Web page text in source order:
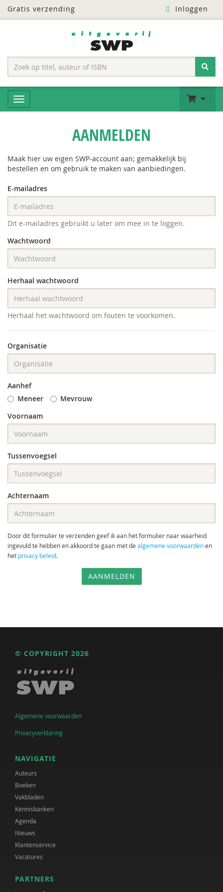
Gratis verzending Inloggen
AANMELDEN
Maak hier uw eigen SWP-account aan; gemakkelijk bij
bestellen en om gebruik te maken van aanbiedingen.
E-mailadres
Dit e-mailadres gebruikt u later om mee in te loggen.
Wachtwoord
Herhaal wachtwoord
Herhaal het wachtwoord om fouten te voorkomen.
Organisatie
Aanhef
Meneer
Mevrouw
Voornaam
Tussenvoegsel
Achternaam
Door dit formulier te verzenden geef ik aan het formulier naar waarheid
ingevuld te hebben en akkoord te gaan met de algemene voorwaarden en
het privacy beleid.
AANMELDEN
© COPYRIGHT 2026
Algemene voorwaarden
Privacyverklaring
NAVIGATIE
Auteurs
Boeken
Vakbladen
Kennisbanken
Agenda
Nieuws
Klantenservice
Vacatures
PARTNERS